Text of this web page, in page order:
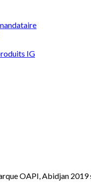
IG
OAPI, Abidjan